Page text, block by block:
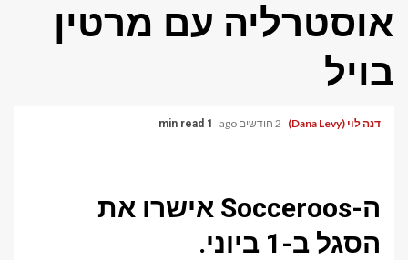
אוסטרליה עם מרטין
בויל
דנה לוי (Dana Levy) 2 חודשים ago 1 min read
ה-Socceroos אישרו את
הסגל ב-1 ביוני.